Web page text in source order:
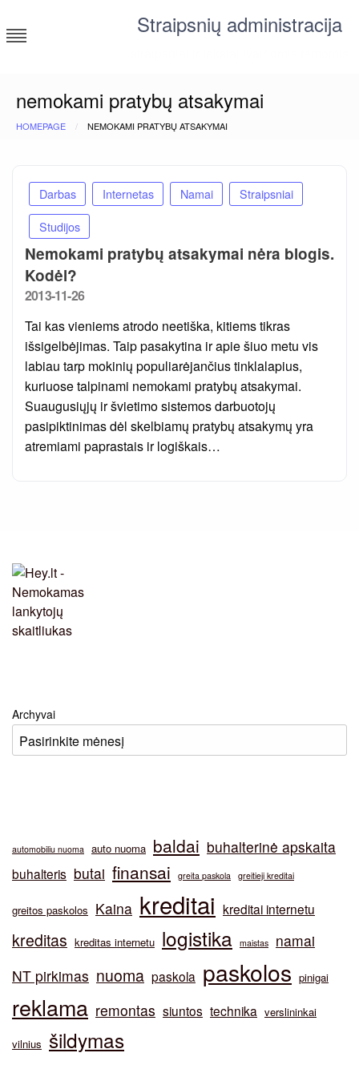
to
content
Straipsnių administracija
nemokami pratybų atsakymai
HOMEPAGE NEMOKAMI PRATYBŲ ATSAKYMAI
Darbas Internetas Namai
Straipsniai
Studijos
Nemokami pratybų atsakymai nėra blogis.
Kodėl?
Posted
2013-11-26
Tai kas vieniems atrodo neetiška, kitiems tikras
išsigelbėjimas. Taip pasakytina ir apie šiuo metu vis
labiau tarp mokinių populiarėjančius tinklalapius,
kuriuose talpinami nemokami pratybų atsakymai.
Suaugusiųjų ir švietimo sistemos darbuotojų
pasipiktinimas dėl skelbiamų pratybų atsakymų yra
atremiami paprastais ir logiškais…
Archyvai
automobiliu nuoma auto nuoma baldai buhalterinė apskaita
buhalteris butai finansai greita paskola greitieji kreditai
greitos paskolos Kaina kreditai kreditai internetu
kreditas kreditas internetu logistika maistas
namai
NT pirkimas nuoma paskola paskolos pinigai
reklama remontas siuntos technika verslininkai
vilnius šildymas